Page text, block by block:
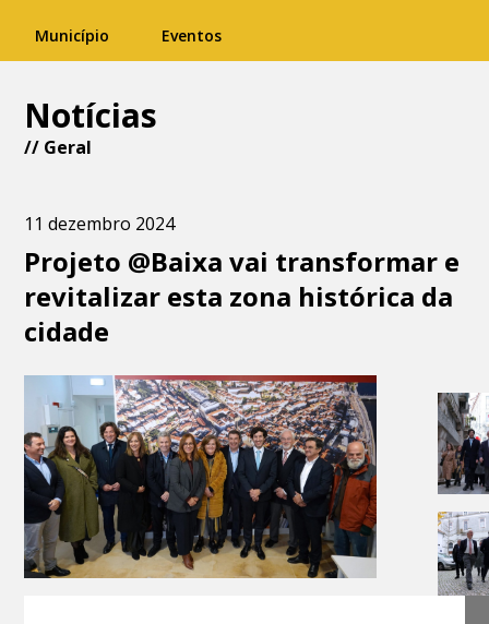
Município Eventos
Notícias
// Geral
11 dezembro 2024
Projeto @Baixa vai transformar e
revitalizar esta zona histórica da
cidade